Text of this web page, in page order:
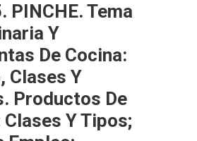
PINCHE. Tema
Y
De Cocina:
Clases Y
Productos De
Y Tipos;